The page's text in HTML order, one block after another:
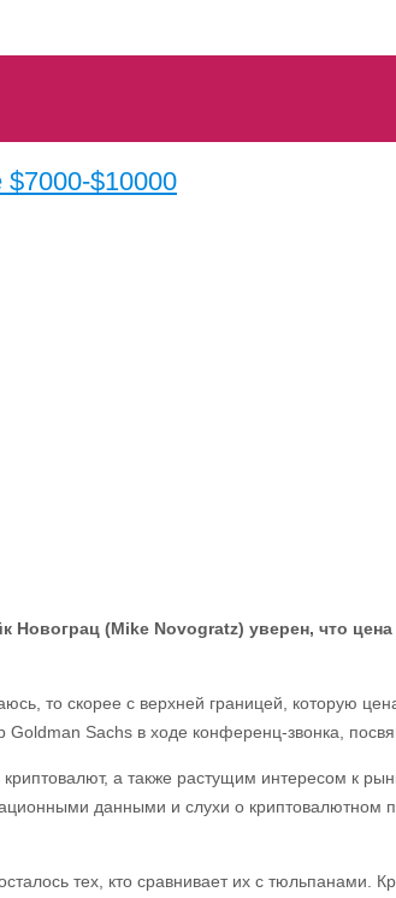
$7000-$10000
Новограц (Mike Novogratz) уверен, что
то скорее с верхней границей, которую
Sachs в ходе конференц-звонка,
а также растущим интересом к
данными и слухи о криптовалютном
тех, кто сравнивает их с тюльпанами.